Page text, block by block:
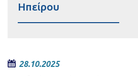
Ηπείρου
28.10.2025